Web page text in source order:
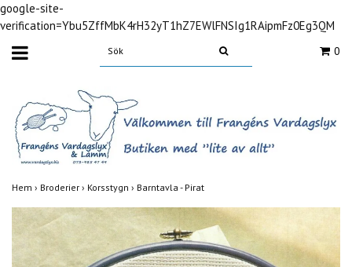
google-site-
verification=Ybu5ZffMbK4rH32yT1hZ7EWlFNSIg1RAipmFz0Eg3QM
0
Hem › Broderier › Korsstygn › Barntavla - Pirat